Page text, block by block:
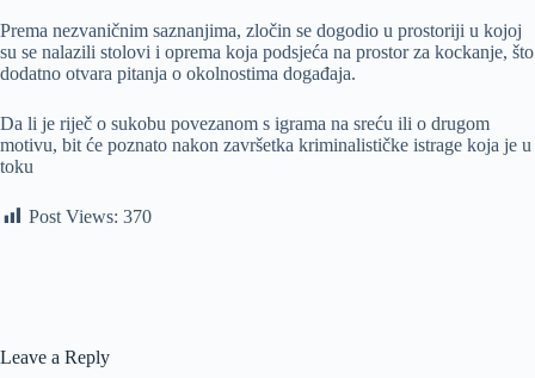
Prema nezvaničnim saznanjima, zločin se dogodio u prostoriji u kojoj
su se nalazili stolovi i oprema koja podsjeća na prostor za kockanje, što
dodatno otvara pitanja o okolnostima događaja.
Da li je riječ o sukobu povezanom s igrama na sreću ili o drugom
motivu, bit će poznato nakon završetka kriminalističke istrage koja je u
toku
Post Views: 370
Leave a Reply